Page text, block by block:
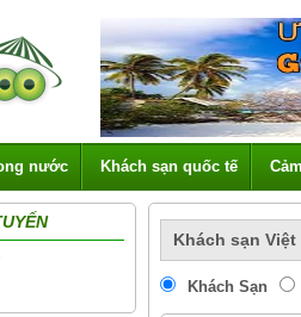
nước Khách sạn quốc tế
Khách sạn Việt
Khách Sạn